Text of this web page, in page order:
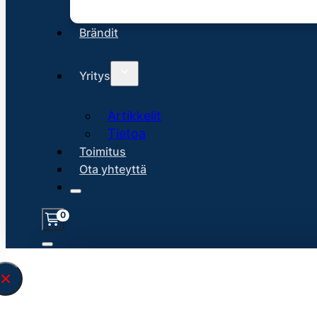
Brändit
Yritys
Artikkelit
Tietoa
Toimitus
Ota yhteyttä
0